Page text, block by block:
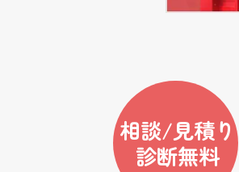
相談/見積り
診断無料